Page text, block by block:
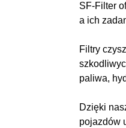
SF-Filter
a ich
Filtry
paliwa,
Dzięki
pojazdów